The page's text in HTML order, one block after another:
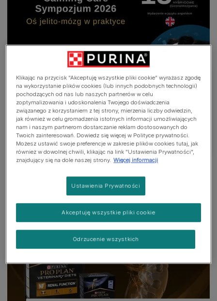
Purina® PRO PLAN®
Calming Care Sympozjum
Zarejestruj się teraz
Klikając na przycisk “Akceptuję wszystkie pliki cookie” wyrażasz zgodę
na wykorzystanie plików cookies (lub innych podobnych technologii)
pochodzących od nas lub naszych partnerów w celu
zoptymalizowania i udoskonalenia Twojego doświadczenia
związanego z korzystaniem z tej strony, mierzenia liczby odwiedzin,
jak również w celu gromadzenia istotnych informacji umożliwiających
nam i naszym partnerom dostarczanie reklam dostosowanych do
Twoich zainteresowań. Dowiedz się więcej w Polityce prywatności.
Możesz ustawić swoje preferencje w zakresie plików cookies tutaj, jak
również w dowolnej chwili, klikając na link "Ustawienia Prywatności",
znajdujący się na dole naszej strony. Więcej informacji
Ustawienia Prywatności
Odrzucenie wszystkich
Akceptuję wszystkie pliki cookie